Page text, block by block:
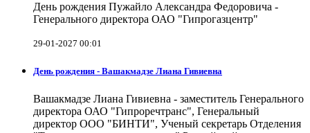
День рождения Пужайло Александра Федоровича -
Генерального директора ОАО "Гипрогазцентр"
29-01-2027 00:01
День рождения - Вашакмадзе Лиана Гивиевна
Вашакмадзе Лиана Гивиевна - заместитель Генерального
директора ОАО "Гипроречтранс", Генеральный
директор ООО "БИНТИ", Ученый секретарь Отделения